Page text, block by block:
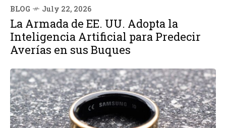
BLOG July 22, 2026
La Armada de EE. UU. Adopta la
Inteligencia Artificial para Predecir
Averías en sus Buques